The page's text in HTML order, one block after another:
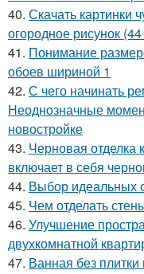
40. Скачать картинки
огородное рисунок
41. Понимание
обоев шириной 1
42. С чего начинать
Неоднозначные
новостройке
43. Черновая отделка
включает в себя
44. Выбор идеальных
45. Чем отделать
46. Улучшение
двухкомнатной
47. Ванная без